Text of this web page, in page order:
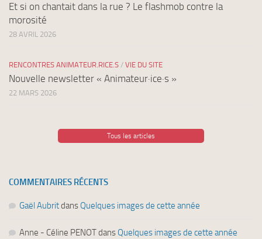
Et si on chantait dans la rue ? Le flashmob contre la
morosité
28 AVRIL 2026
RENCONTRES ANIMATEUR.RICE.S / VIE DU SITE
Nouvelle newsletter « Animateur·ice·s »
22 MARS 2026
Tous les articles
COMMENTAIRES RÉCENTS
Gaël Aubritdans Quelques images de cette année
Anne - Céline PENOTdans Quelques images de cette année